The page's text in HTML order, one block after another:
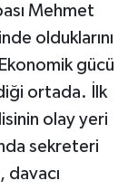
Mehmet
olduklarını
gücü
ortada. İlk
olay yeri
sekreteri